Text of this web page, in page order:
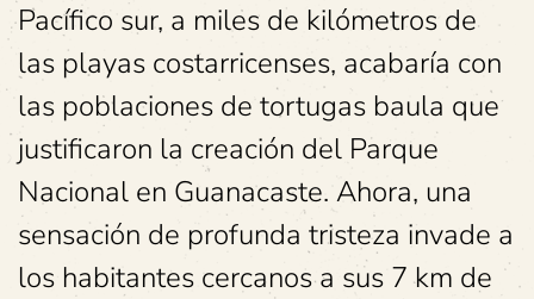
Pacífico sur, a miles de kilómetros de
las playas costarricenses, acabaría con
las poblaciones de tortugas baula que
justificaron la creación del Parque
Nacional en Guanacaste. Ahora, una
sensación de profunda tristeza invade a
los habitantes cercanos a sus 7 km de